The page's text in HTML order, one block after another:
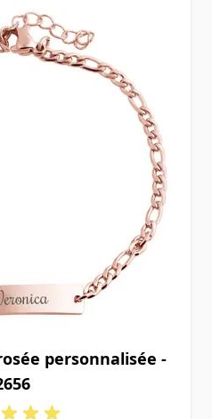
personnalisée -